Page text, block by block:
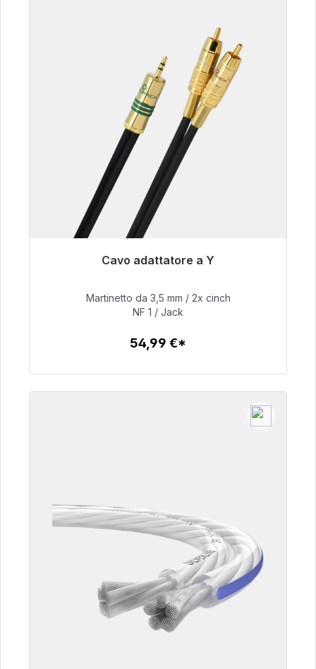
Cavo adattatore a Y
Pronto per la spedizione immediata, tempo di
54,99 €
Martinetto da 3,5 mm / 2x cinch
NF 1 / Jack
54,99 €*